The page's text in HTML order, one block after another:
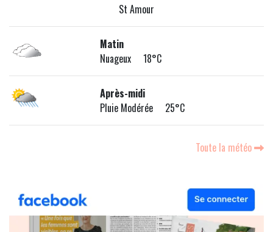
St Amour
Matin
Nuageux 18°C
Après-midi
Pluie Modérée 25°C
Toute la météo